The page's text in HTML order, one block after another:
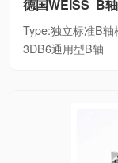
Type:独立标准B轴
3DB6通用型B轴